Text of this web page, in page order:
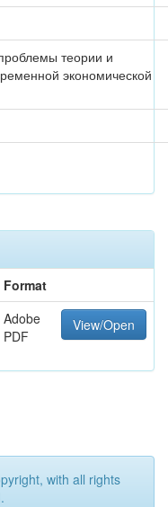
теории и
экономической
Format
Adobe
PDF
View/Open
with all rights